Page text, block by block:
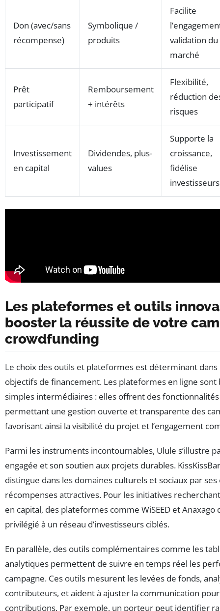
Don (avec/sans
récompense)
Symbolique /
produits
Facilite
validation du
marché
Prêt
participatif
Remboursement
+ intérêts
Flexibilité,
réduction
risques
Investissement
en capital
Dividendes, plus-
values
Supporte la
croissance,
fidélise
investisseurs
Les plateformes et outils
booster la réussite de votre
crowdfunding
Le choix des outils et plateformes est déterminant dans
objectifs de financement. Les plateformes en ligne sont
simples intermédiaires : elles offrent des
permettant une gestion ouverte et transparente des
favorisant ainsi la visibilité du projet et l’engagement
Parmi les instruments incontournables, Ulule s’illustre
engagée et son soutien aux projets durables.
distingue dans les domaines culturels et sociaux par
récompenses attractives. Pour les initiatives
en capital, des plateformes comme WiSEED et Anaxago
privilégié à un réseau d’investisseurs ciblés.
En parallèle, des outils complémentaires comme les
analytiques permettent de suivre en temps réel les
campagne. Ces outils mesurent les levées de fonds,
contributeurs, et aident à ajuster la communication
contributions. Par exemple, un porteur peut identifier